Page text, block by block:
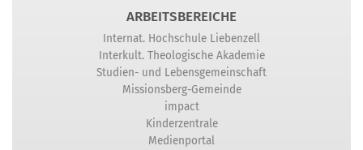
ARBEITSBEREICHE
Internat. Hochschule Liebenzell
Interkult. Theologische Akademie
Studien- und Lebensgemeinschaft
Missionsberg-Gemeinde
impact
Kinderzentrale
Medienportal